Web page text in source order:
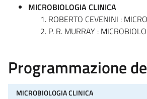
MICROBIOLOGIA CLINICA
ROBERTO CEVENINI :
P. R. MURRAY :
Programmazione
MICROBIOLOGIA CLINICA